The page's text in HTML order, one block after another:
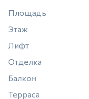
Площадь
Этаж
Лифт
Отделка
Балкон
Терраса